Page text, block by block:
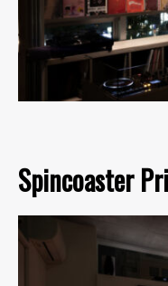
Spincoaster